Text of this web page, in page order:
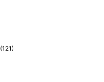
(121)